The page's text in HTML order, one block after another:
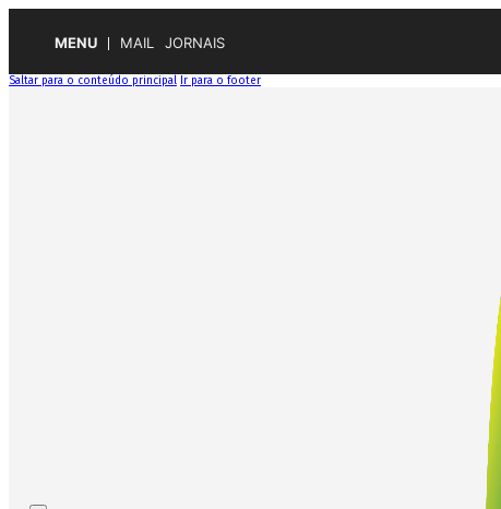
MENU MAIL JORNAIS
Saltar para o conteúdo principal Ir para o footer